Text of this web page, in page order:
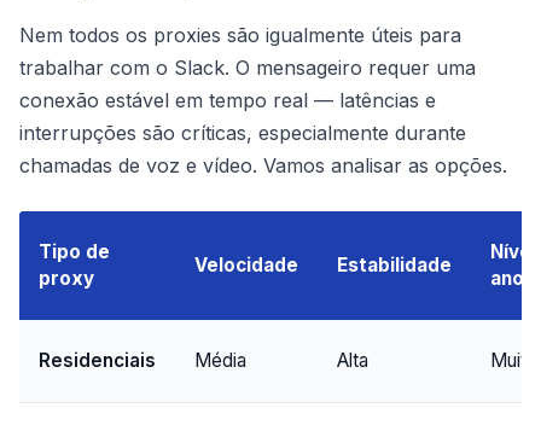
Nem todos os proxies são igualmente úteis para
trabalhar com o Slack. O mensageiro requer uma
conexão estável em tempo real — latências e
interrupções são críticas, especialmente durante
chamadas de voz e vídeo. Vamos analisar as opções.
Tipo de
proxy
Velocidade Estabilidade
Residenciais Média Alta